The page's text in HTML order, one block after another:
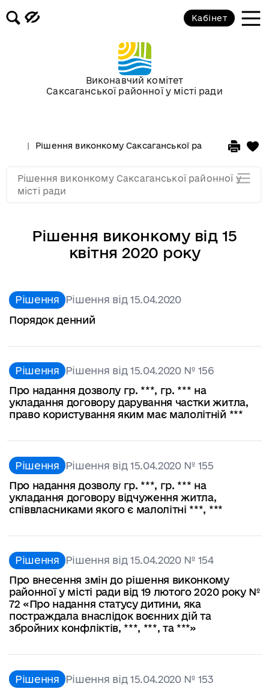
Виконавчий комітет
Саксаганської районної у місті ради
Кабінет
Рішення виконкому Саксаганської районної у місті
Рішення виконкому від 15
квітня 2020 року
Рішення Рішення від 15.04.2020
Порядок денний
Рішення Рішення від 15.04.2020 № 156
Про надання дозволу гр. ***, гр. *** на
укладання договору дарування частки житла,
право користування яким має малолітній ***
Рішення Рішення від 15.04.2020 № 155
Про надання дозволу гр. ***, гр. *** на
укладання договору відчуження житла,
співвласниками якого є малолітні ***, ***
Рішення Рішення від 15.04.2020 № 154
Про внесення змін до рішення виконкому
районної у місті ради від 19 лютого 2020 року №
72 «Про надання статусу дитини, яка
постраждала внаслідок воєнних дій та
збройних конфліктів, ***, ***, та ***»
Рішення Рішення від 15.04.2020 № 153
Рішення виконкому Саксаганської районної у
місті ради
Засідання за 2015 рік
Засідання за 2014 рік
Засідання за 2013 рік
Засідання за 2011
Засідання за 2010